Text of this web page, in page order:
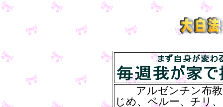
アルゼンチン布教
じめ、ペルー、チリ